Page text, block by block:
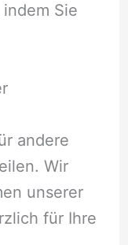
Sie
andere
Wir
unserer
für Ihre